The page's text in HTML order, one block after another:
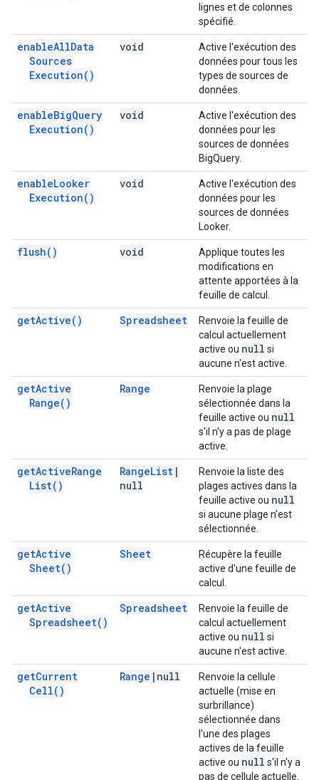
lignes et de colonnes
spécifié.
enableAllData
Sources
Execution( )
void
Active l'exécution des
données pour tous les
types de sources de
données.
enableBigQuery
Execution( )
void
Active l'exécution des
données pour les
sources de données
BigQuery.
enableLooker
Execution( )
void
Active l'exécution des
données pour les
sources de données
Looker.
flush( ) void
Applique toutes les
modifications en
attente apportées à la
feuille de calcul.
getActive( ) Spreadsheet
Renvoie la feuille de
calcul actuellement
active ou null si
aucune n'est active.
getActive
Range( )
Range
Renvoie la plage
sélectionnée dans la
feuille active ou null
s'il n'y a pas de plage
active.
getActiveRange
List( )
RangeList |
null
Renvoie la liste des
plages actives dans la
feuille active ou null
si aucune plage n'est
sélectionnée.
getActive
Sheet( )
Sheet
Récupère la feuille
active d'une feuille de
calcul.
getActive
Spreadsheet( )
Spreadsheet
Renvoie la feuille de
calcul actuellement
active ou null si
aucune n'est active.
getCurrent
Cell( )
Range | null
Renvoie la cellule
actuelle (mise en
surbrillance)
sélectionnée dans
l'une des plages
actives de la feuille
active ou null s'il n'y a
pas de cellule actuelle.